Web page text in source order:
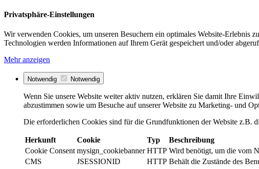
Privatsphäre-Einstellungen
Wir verwenden Cookies, um unseren Besuchern ein optimales Website-
Technologien werden Informationen auf Ihrem Gerät gespeichert und/oder
Mehr anzeigen
Notwendig Notwendig
Wenn Sie unsere Website weiter aktiv nutzen, erklären Sie damit Ihre
abzustimmen sowie um Besuche auf unserer Website zu Marketing- und
Die erforderlichen Cookies sind für die Grundfunktionen der Website z.B.
Herkunft Cookie Typ Beschreibung
Cookie Consent mysign_cookiebanner HTTP Wird benötigt, um die vom
CMS
JSESSIONID HTTP Behält die Zustände des